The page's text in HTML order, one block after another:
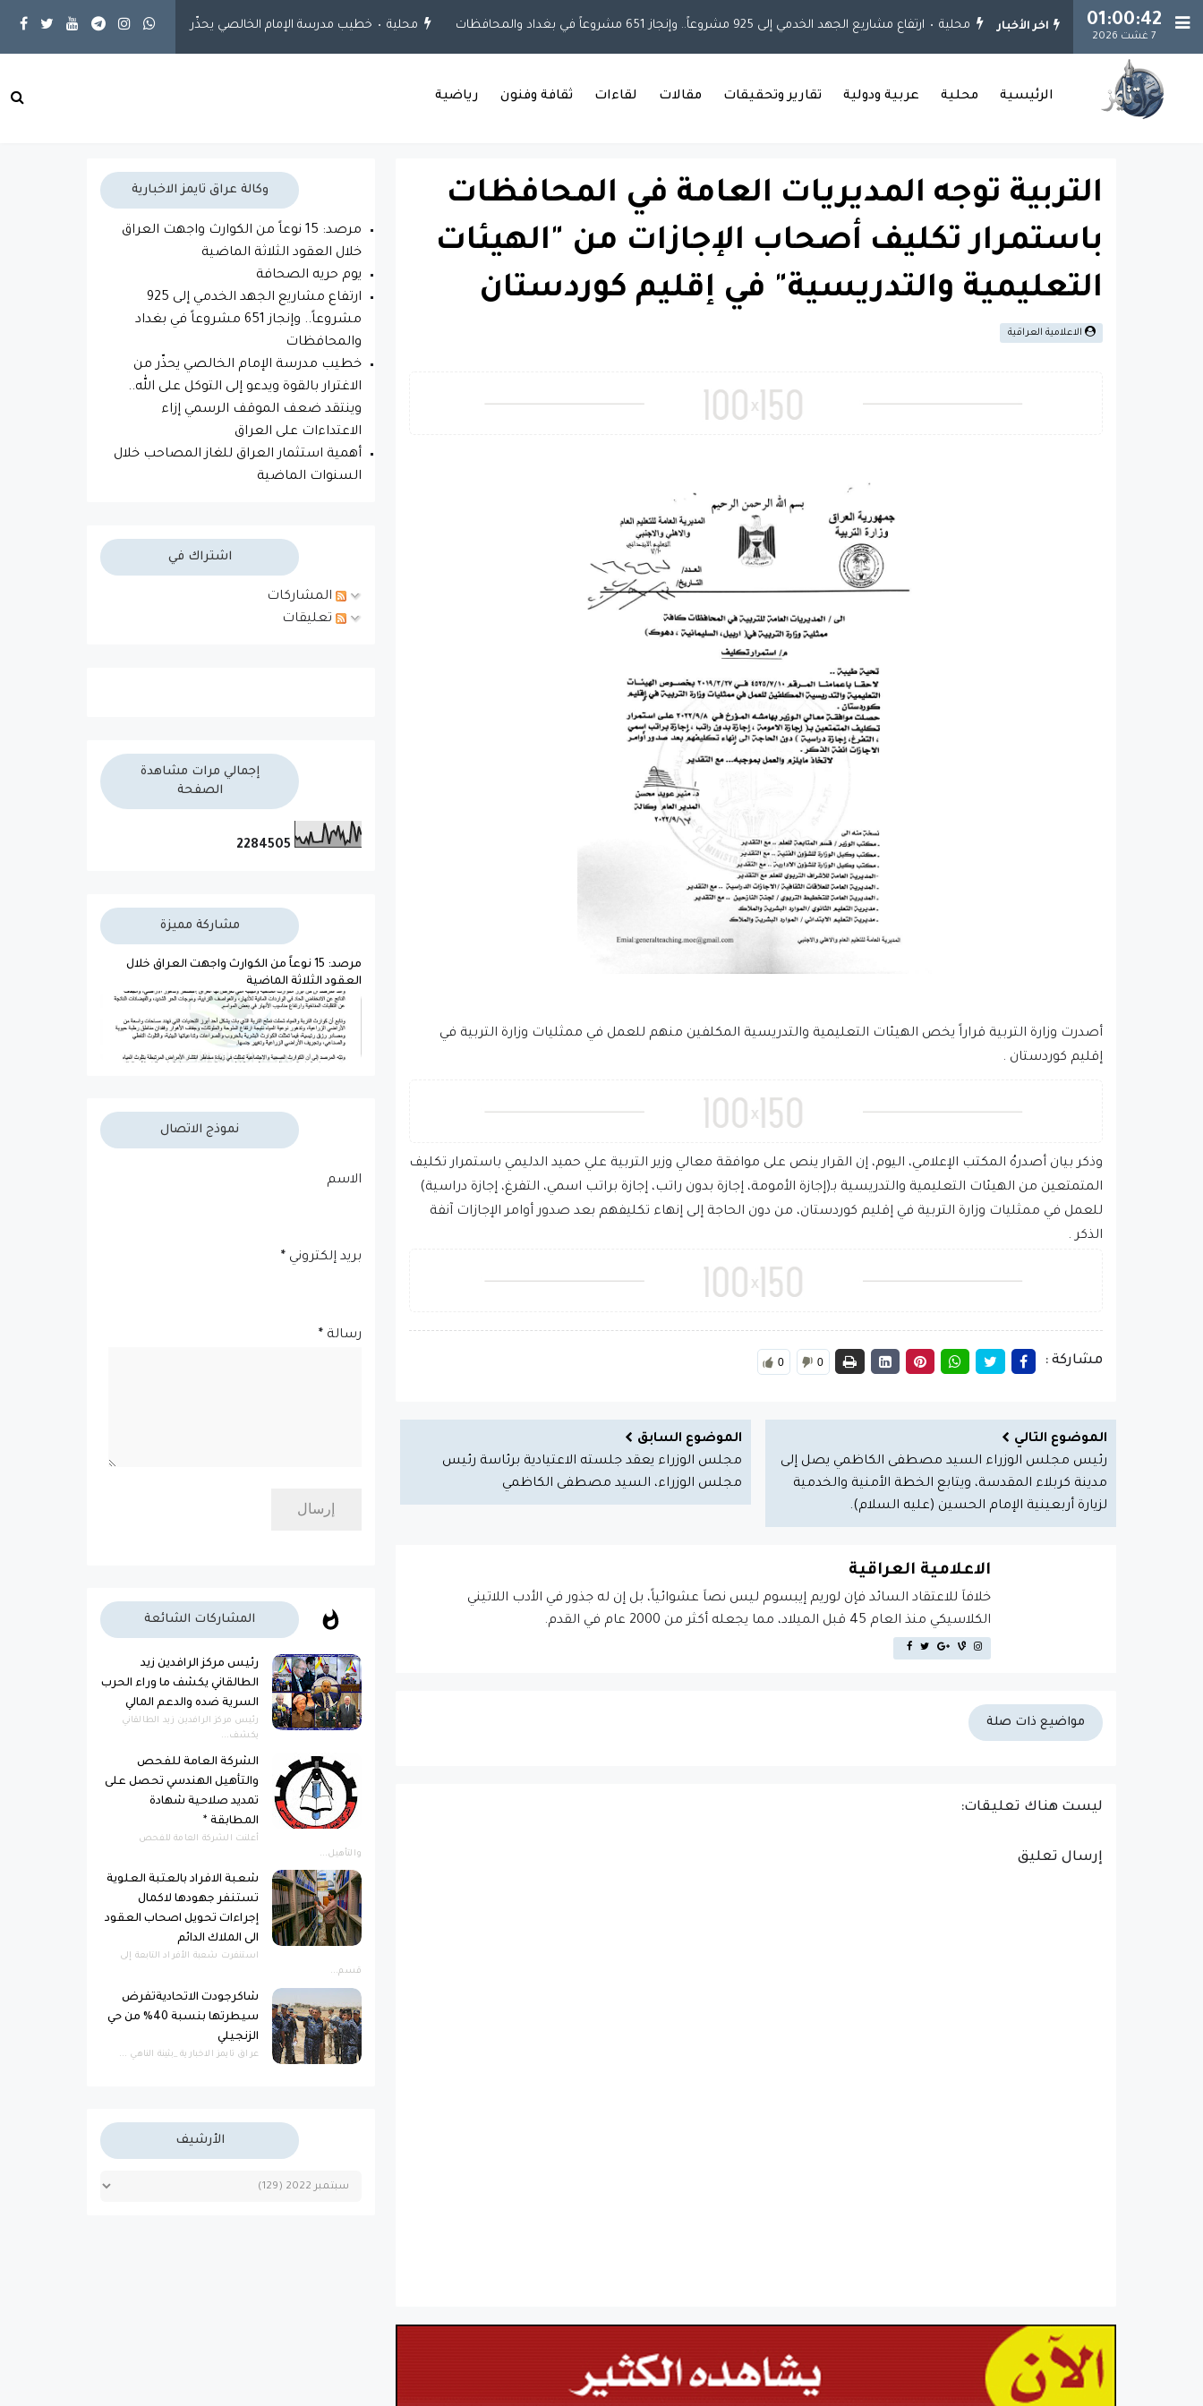
01:00:43
7 غشت 2026
اخر الأخبار محلية ارتفاع مشاريع الجهد الخدمي إلى 925 مشروعاً.. وإنجاز 651 مشروعاً في بغداد والمحافظات محلية خطيب مدرسة الإمام الخالصي يحذّر من الاغترار بالقوة ويدعو إلى
الرئيسية محلية عربية ودولية تقارير وتحقيقات مقالات لقاءات ثقافة وفنون رياضية
التربية توجه المديريات العامة في المحافظات
باستمرار تكليف أصحاب الإجازات من "الهيئات
التعليمية والتدريسية" في إقليم كوردستان
الاعلامية العراقية
أصدرت وزارة التربية قراراً يخص الهيئات التعليمية والتدريسية المكلفين منهم للعمل في ممثليات وزارة التربية في
إقليم كوردستان .
وذكر بيان أصدرهُ المكتب الإعلامي، اليوم، إن القرار ينص على موافقة معالي وزير التربية علي حميد الدليمي باستمرار تكليف
المتمتعين من الهيئات التعليمية والتدريسية بـ(إجازة الأمومة، إجازة بدون راتب، إجازة براتب اسمي، التفرغ، إجازة دراسية)
للعمل في ممثليات وزارة التربية في إقليم كوردستان، من دون الحاجة إلى إنهاء تكليفهم بعد صدور أوامر الإجازات آنفة
الذكر .
مشاركة : 0 0
الموضوع التالي
رئيس مجلس الوزراء السيد مصطفى الكاظمي يصل إلى
مدينة كربلاء المقدسة، ويتابع الخطة الأمنية والخدمية
لزيارة أربعينية الإمام الحسين (عليه السلام).
الموضوع السابق
مجلس الوزراء يعقد جلسته الاعتيادية برئاسة رئيس
مجلس الوزراء، السيد مصطفى الكاظمي
الاعلامية العراقية
خلافاَ للاعتقاد السائد فإن لوريم إيبسوم ليس نصاَ عشوائياً، بل إن له جذور في الأدب اللاتيني
الكلاسيكي منذ العام 45 قبل الميلاد، مما يجعله أكثر من 2000 عام في القدم.
مواضيع ذات صلة
ليست هناك تعليقات:
إرسال تعليق
وكالة عراق تايمز الاخبارية
مرصد: 15 نوعاً من الكوارث واجهت العراق
خلال العقود الثلاثة الماضية
يوم حريه الصحافة
ارتفاع مشاريع الجهد الخدمي إلى 925
مشروعاً.. وإنجاز 651 مشروعاً في بغداد
والمحافظات
خطيب مدرسة الإمام الخالصي يحذّر من
الاغترار بالقوة ويدعو إلى التوكل على الله..
وينتقد ضعف الموقف الرسمي إزاء
الاعتداءات على العراق
أهمية استثمار العراق للغاز المصاحب خلال
السنوات الماضية
اشتراك في
المشاركات
تعليقات
إجمالي مرات مشاهدة
الصفحة
2284505
مشاركة مميزة
مرصد: 15 نوعاً من الكوارث واجهت العراق خلال
العقود الثلاثة الماضية
نموذج الاتصال
الاسم
بريد إلكتروني *
رسالة *
المشاركات الشائعة
رئيس مركز الرافدين زيد
الطالقاني يكشف ما وراء الحرب
السرية ضده والدعم المالي
رئيس مركز الرافدين زيد الطالقاني
يكشف...
الشركة العامة للفحص
والتأهيل الهندسي تحصل على
تمديد صلاحية شهادة
المطابقة *
أعلنت الشركة العامة للفحص
والتأهيل...
شعبة الافراد بالعتبة العلوية
تستنفر جهودها لاكمال
إجراءات تحويل اصحاب العقود
الى الملاك الدائم
استنفرت شعبة الأفراد التابعة إلى
قسم...
شاكرجودت الاتحاديةتفرض
سيطرتها بنسبة 40% من حي
الزنجيلي
عراق تايمز الاخبارية _بثينة الناهي ...
الأرشيف